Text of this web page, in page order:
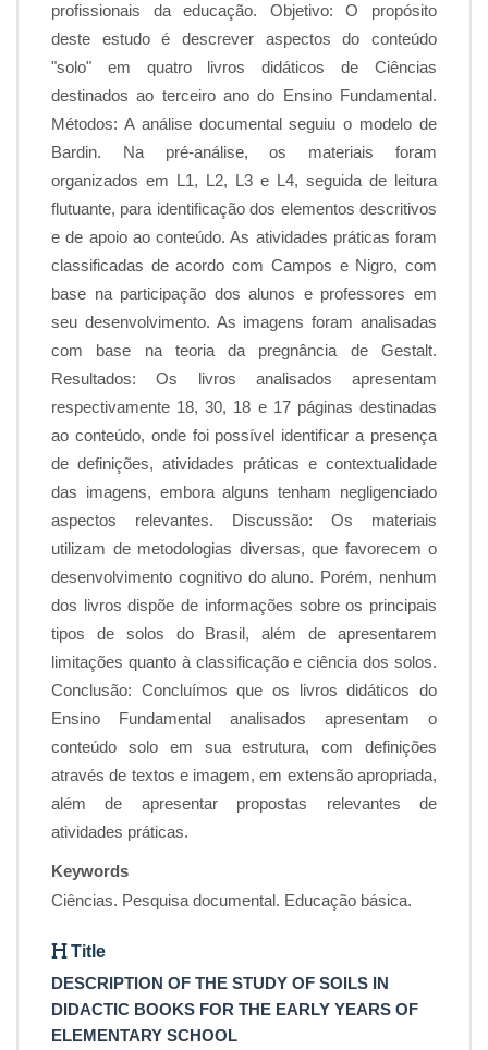
profissionais da educação. Objetivo: O propósito
deste estudo é descrever aspectos do conteúdo
"solo" em quatro livros didáticos de Ciências
destinados ao terceiro ano do Ensino Fundamental.
Métodos: A análise documental seguiu o modelo de
Bardin. Na pré-análise, os materiais foram
organizados em L1, L2, L3 e L4, seguida de leitura
flutuante, para identificação dos elementos descritivos
e de apoio ao conteúdo. As atividades práticas foram
classificadas de acordo com Campos e Nigro, com
base na participação dos alunos e professores em
seu desenvolvimento. As imagens foram analisadas
com base na teoria da pregnância de Gestalt.
Resultados: Os livros analisados apresentam
respectivamente 18, 30, 18 e 17 páginas destinadas
ao conteúdo, onde foi possível identificar a presença
de definições, atividades práticas e contextualidade
das imagens, embora alguns tenham negligenciado
aspectos relevantes. Discussão: Os materiais
utilizam de metodologias diversas, que favorecem o
desenvolvimento cognitivo do aluno. Porém, nenhum
dos livros dispõe de informações sobre os principais
tipos de solos do Brasil, além de apresentarem
limitações quanto à classificação e ciência dos solos.
Conclusão: Concluímos que os livros didáticos do
Ensino Fundamental analisados apresentam o
conteúdo solo em sua estrutura, com definições
através de textos e imagem, em extensão apropriada,
além de apresentar propostas relevantes de
atividades práticas.
Keywords
Ciências. Pesquisa documental. Educação básica.
Title
DESCRIPTION OF THE STUDY OF SOILS IN
DIDACTIC BOOKS FOR THE EARLY YEARS OF
ELEMENTARY SCHOOL